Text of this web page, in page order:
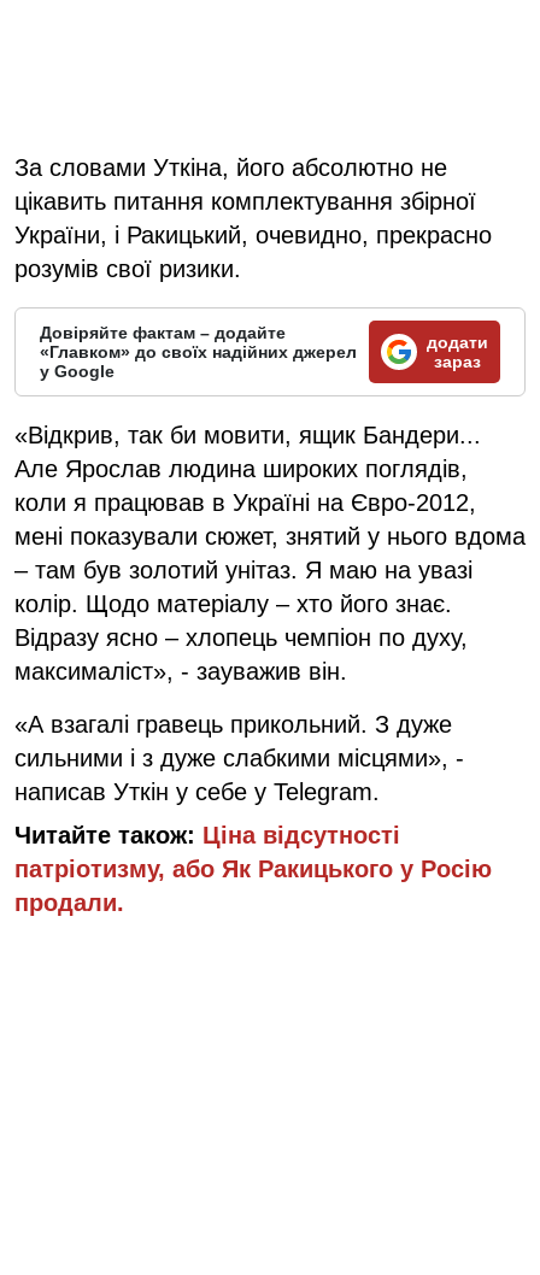
За словами Уткіна, його абсолютно не
цікавить питання комплектування збірної
України, і Ракицький, очевидно, прекрасно
розумів свої ризики.
Довіряйте фактам – додайте
«Главком» до своїх надійних джерел
у Google
додати
зараз
«Відкрив, так би мовити, ящик Бандери...
Але Ярослав людина широких поглядів,
коли я працював в Україні на Євро-2012,
мені показували сюжет, знятий у нього вдома
– там був золотий унітаз. Я маю на увазі
колір. Щодо матеріалу – хто його знає.
Відразу ясно – хлопець чемпіон по духу,
максималіст», - зауважив він.
«А взагалі гравець прикольний. З дуже
сильними і з дуже слабкими місцями», -
написав Уткін у себе у Telegram.
Читайте також: Ціна відсутності
патріотизму, або Як Ракицького у Росію
продали.